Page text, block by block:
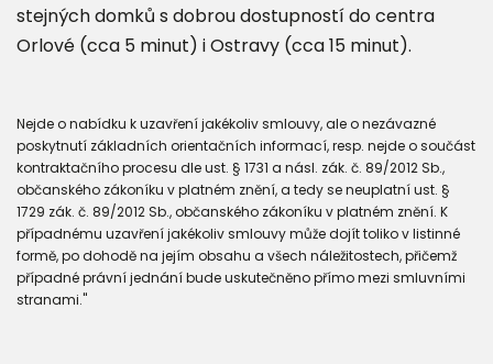
stejných domků s dobrou dostupností do centra
Orlové (cca 5 minut) i Ostravy (cca 15 minut).
Nejde o nabídku k uzavření jakékoliv smlouvy, ale o nezávazné
poskytnutí základních orientačních informací, resp. nejde o součást
kontraktačního procesu dle ust. § 1731 a násl. zák. č. 89/2012 Sb.,
občanského zákoníku v platném znění, a tedy se neuplatní ust. §
1729 zák. č. 89/2012 Sb., občanského zákoníku v platném znění. K
případnému uzavření jakékoliv smlouvy může dojít toliko v listinné
formě, po dohodě na jejím obsahu a všech náležitostech, přičemž
případné právní jednání bude uskutečněno přímo mezi smluvními
stranami."